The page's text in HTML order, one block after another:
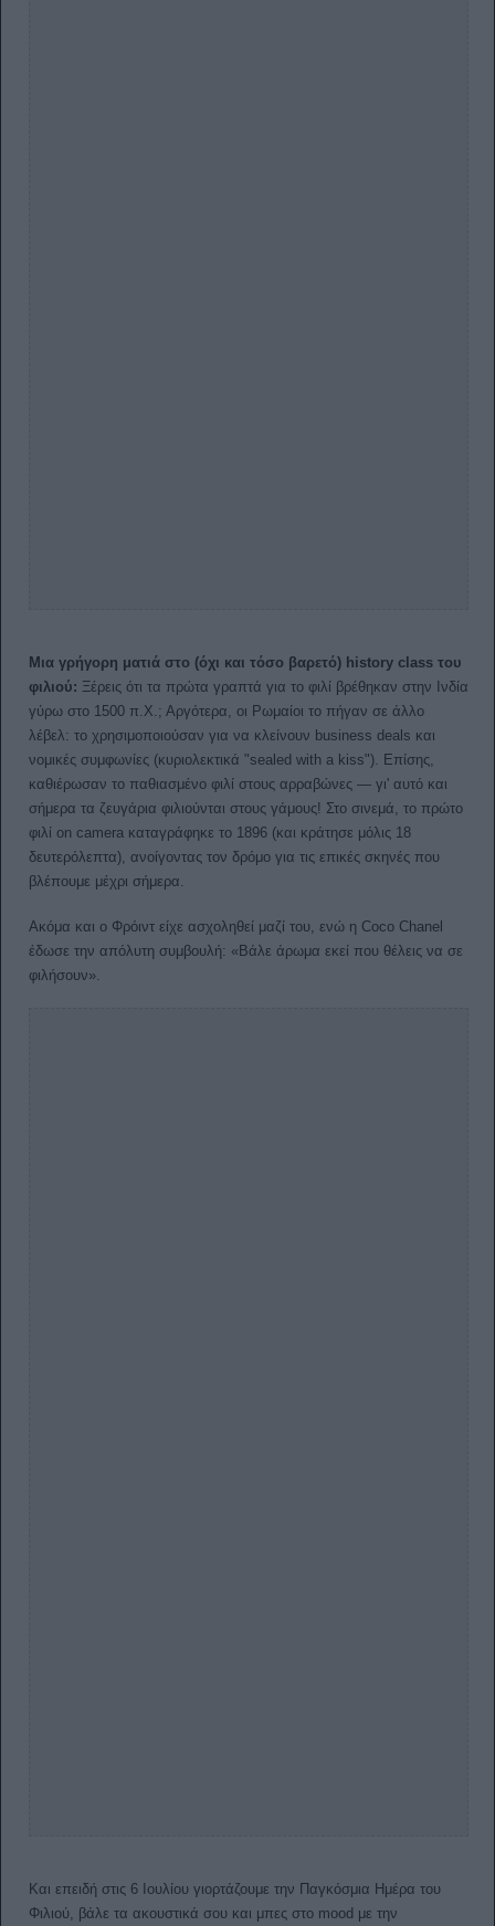
Μια γρήγορη ματιά στο (όχι και τόσο βαρετό) history class του
φιλιού: Ξέρεις ότι τα πρώτα γραπτά για το φιλί βρέθηκαν στην Ινδία
γύρω στο 1500 π.Χ.; Αργότερα, οι Ρωμαίοι το πήγαν σε άλλο
λέβελ: το χρησιμοποιούσαν για να κλείνουν business deals και
νομικές συμφωνίες (κυριολεκτικά "sealed with a kiss"). Επίσης,
καθιέρωσαν το παθιασμένο φιλί στους αρραβώνες — γι' αυτό και
σήμερα τα ζευγάρια φιλιούνται στους γάμους! Στο σινεμά, το πρώτο
φιλί on camera καταγράφηκε το 1896 (και κράτησε μόλις 18
δευτερόλεπτα), ανοίγοντας τον δρόμο για τις επικές σκηνές που
βλέπουμε μέχρι σήμερα.
Ακόμα και ο Φρόιντ είχε ασχοληθεί μαζί του, ενώ η Coco Chanel
έδωσε την απόλυτη συμβουλή: «Βάλε άρωμα εκεί που θέλεις να σε
φιλήσουν».
Και επειδή στις 6 Ιουλίου γιορτάζουμε την Παγκόσμια Ημέρα του
Φιλιού, βάλε τα ακουστικά σου και μπες στο mood με την